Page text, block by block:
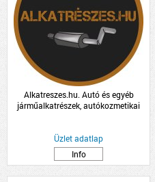
Alkatreszes.hu. Autó és egyéb
járműalkatrészek, autókozmetikai
Üzlet adatlap
Info